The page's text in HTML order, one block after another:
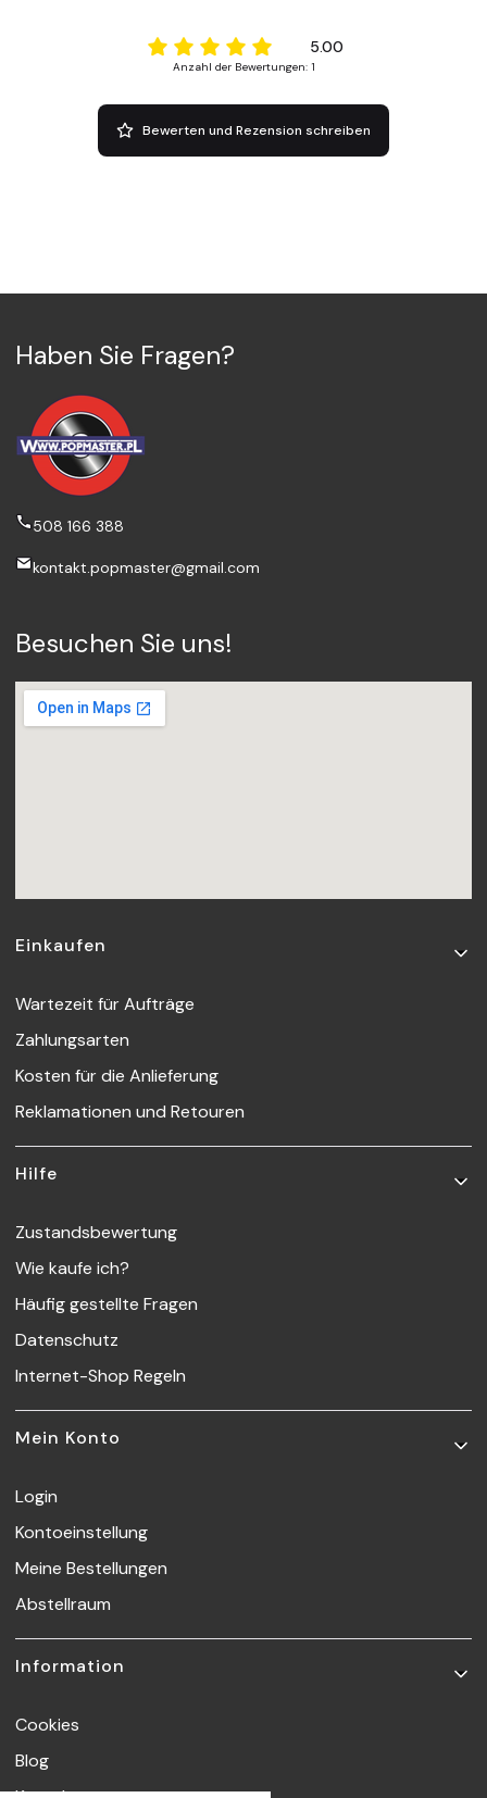
5.00
Anzahl der Bewertungen: 1
Bewerten und Rezension schreiben
Haben Sie Fragen?
508 166 388
kontakt.popmaster@gmail.com
Besuchen Sie uns!
Fußzeilenmenü
Einkaufen
Wartezeit für Aufträge
Zahlungsarten
Kosten für die Anlieferung
Reklamationen und Retouren
Hilfe
Zustandsbewertung
Wie kaufe ich?
Häufig gestellte Fragen
Datenschutz
Internet-Shop Regeln
Mein Konto
Login
Kontoeinstellung
Meine Bestellungen
Abstellraum
Information
Cookies
Blog